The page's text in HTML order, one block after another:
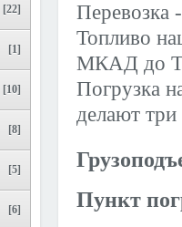
[22]
[1]
[10]
[8]
[5]
[6]
Перевозка
Топливо
МКАД до
Погрузка
делают три
Пункт